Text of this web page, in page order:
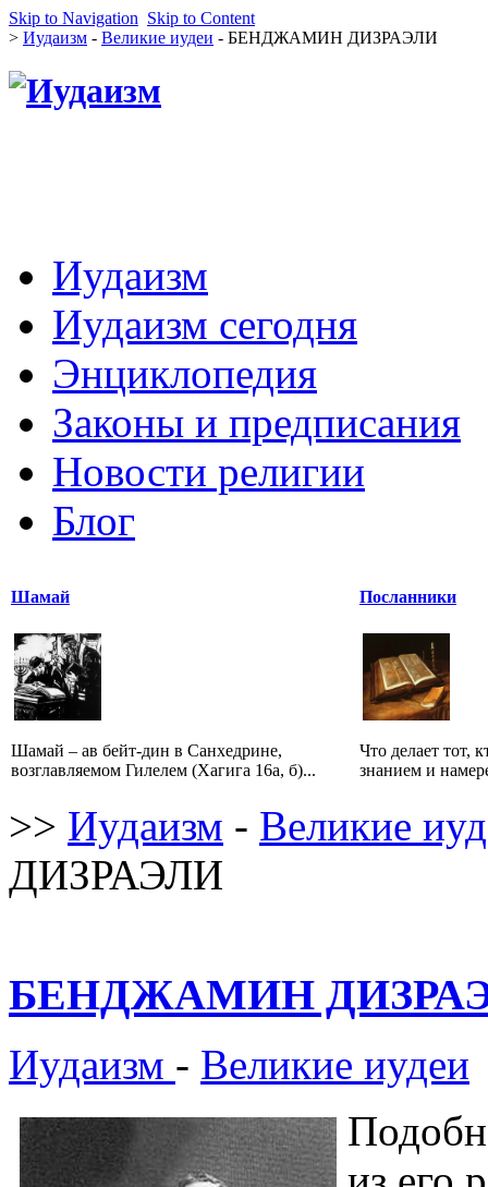
Skip to Navigation Skip to Content
> Иудаизм - Великие иудеи - БЕНДЖАМИН ДИЗРАЭЛИ
Иудаизм
Иудаизм сегодня
Энциклопедия
Законы и предписания
Новости религии
Блог
Шамай
Шамай – ав бейт-дин в Санхедрине,
возглавляемом Гилелем (Хагига 16а, б)...
Посланники
Что делает тот,
знанием и
>> Иудаизм - Великие
ДИЗРАЭЛИ
БЕНДЖАМИН
Иудаизм - Великие иудеи